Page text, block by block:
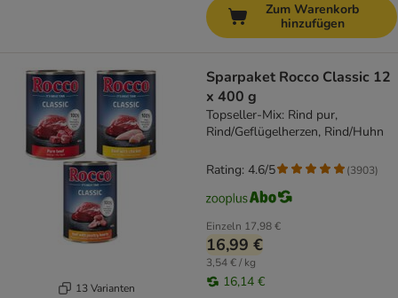
Zum Warenkorb
hinzufügen
13 Varianten
Sparpaket Rocco Classic 12
x 400 g
Topseller-Mix: Rind pur,
Rind/Geflügelherzen, Rind/Huhn
Einzeln 17,98 €
16,99 €
3,54 € / kg
16,14 €
Rating: 4.6/5 (3903)